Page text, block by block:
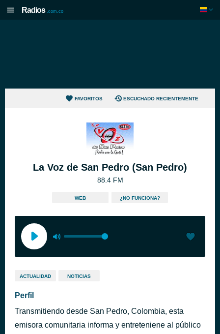
Radios .com.co
FAVORITOS ESCUCHADO RECIENTEMENTE
La Voz de San Pedro (San Pedro)
88.4 FM
WEB ¿NO FUNCIONA?
ACTUALIDAD NOTICIAS
Perfil
Transmitiendo desde San Pedro, Colombia, esta
emisora comunitaria informa y entreteniene al público